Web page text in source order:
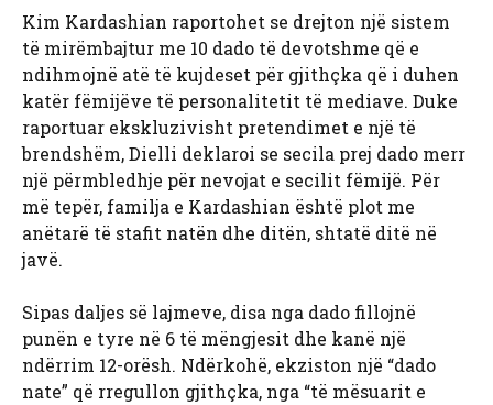
Kim Kardashian raportohet se drejton një sistem
të mirëmbajtur me 10 dado të devotshme që e
ndihmojnë atë të kujdeset për gjithçka që i duhen
katër fëmijëve të personalitetit të mediave. Duke
raportuar ekskluzivisht pretendimet e një të
brendshëm, Dielli deklaroi se secila prej dado merr
një përmbledhje për nevojat e secilit fëmijë. Për
më tepër, familja e Kardashian është plot me
anëtarë të stafit natën dhe ditën, shtatë ditë në
javë.
Sipas daljes së lajmeve, disa nga dado fillojnë
punën e tyre në 6 të mëngjesit dhe kanë një
ndërrim 12-orësh. Ndërkohë, ekziston një “dado
nate” që rregullon gjithçka, nga “të mësuarit e